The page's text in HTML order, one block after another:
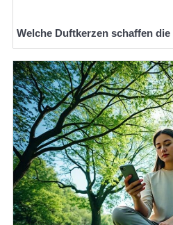
Welche Duftkerzen schaffen